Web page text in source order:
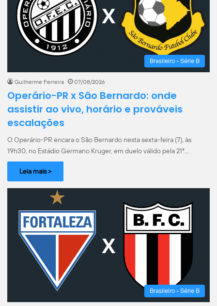
Brasileiro - Série B
Guilherme Ferreira 07/08/2026
Operário-PR x São Bernardo: onde
assistir ao vivo, horário e prováveis
escalações
O Operário-PR encara o São Bernardo nesta sexta-feira (7), às
19h30, no Estádio Germano Kruger, em duelo válido pela 21ª…
Leia mais >
Brasileiro - Série B